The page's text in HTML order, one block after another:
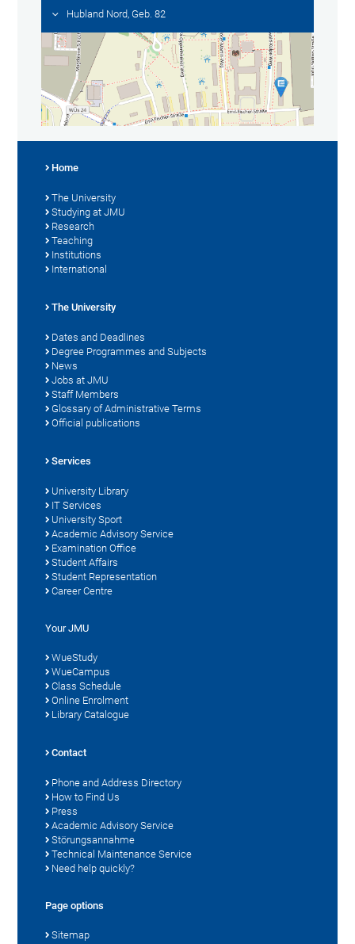
Hubland Nord, Geb. 82
Home
The University
Studying at JMU
Research
Teaching
Institutions
International
The University
Dates and Deadlines
Degree Programmes and Subjects
News
Jobs at JMU
Staff Members
Glossary of Administrative Terms
Official publications
Services
University Library
IT Services
University Sport
Academic Advisory Service
Examination Office
Student Affairs
Student Representation
Career Centre
Your JMU
WueStudy
WueCampus
Class Schedule
Online Enrolment
Library Catalogue
Contact
Phone and Address Directory
How to Find Us
Press
Academic Advisory Service
Störungsannahme
Technical Maintenance Service
Need help quickly?
Page options
Sitemap